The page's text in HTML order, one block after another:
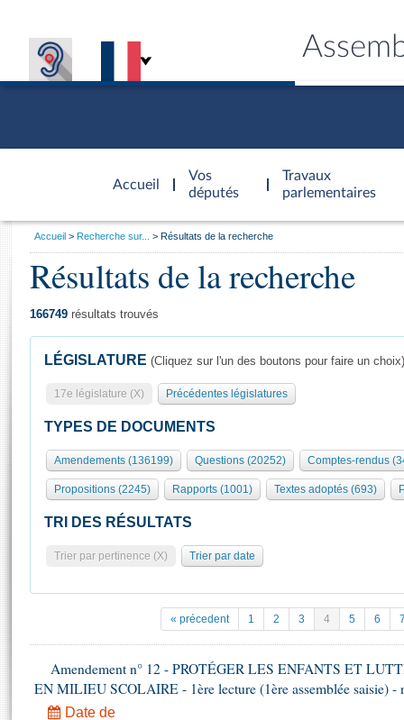
Accueil
d'accueil
Vos
députés
Travaux
parlementaires
Présidence
577 députés
Groupes politiques
Séance publique
Commissions et autres organes
Europe et International
Pétitions
Projets de loi
Propositions de loi
Amendements
Général
Rôle et pouvoirs de l'Assemblée
Organisation de l'Assemblée
Présidence Conférence des Présidents Bureau Collège des
Statistiques et chiffres clés
Documents de référence
( Constitution | Règlement de l'Assemblée ... )
Visiter l'Assemblée
Visite virtuelle du palais Bourbon
Assister à une séance
Contacts et plan d'accès
Photos libres de droit
Vous
Accueil Recherche sur... Résultats de la recherche
Résultats de la recherche
166749 résultats trouvés
LÉGISLATURE (Cliquez sur l'un des boutons pour faire un choix)
17e législature (X) Précédentes législatures
TYPES DE DOCUMENTS
Amendements (136199) Questions (20252) Comptes-rendus
Propositions (2245) Rapports (1001) Textes adoptés (693)
TRI DES RÉSULTATS
Trier par pertinence (X) Trier par date
« précedent 1 2 3 4 5 6
Amendement n° 12 - PROTÉGER LES ENFANTS ET
EN MILIEU SCOLAIRE - 1ère lecture (1ère assemblée saisie) -
Date de